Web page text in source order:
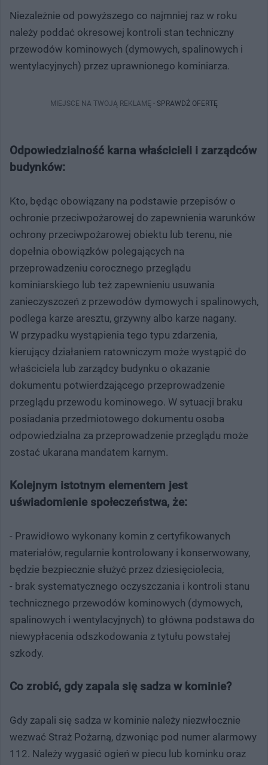
Niezależnie od powyższego co najmniej raz w roku
należy poddać okresowej kontroli stan techniczny
przewodów kominowych (dymowych, spalinowych i
wentylacyjnych) przez uprawnionego kominiarza.
MIEJSCE NA TWOJĄ REKLAMĘ - SPRAWDŹ OFERTĘ
Odpowiedzialność karna właścicieli i zarządców
budynków:
Kto, będąc obowiązany na podstawie przepisów o
ochronie przeciwpożarowej do zapewnienia warunków
ochrony przeciwpożarowej obiektu lub terenu, nie
dopełnia obowiązków polegających na
przeprowadzeniu corocznego przeglądu
kominiarskiego lub też zapewnieniu usuwania
zanieczyszczeń z przewodów dymowych i spalinowych,
podlega karze aresztu, grzywny albo karze nagany.
W przypadku wystąpienia tego typu zdarzenia,
kierujący działaniem ratowniczym może wystąpić do
właściciela lub zarządcy budynku o okazanie
dokumentu potwierdzającego przeprowadzenie
przeglądu przewodu kominowego. W sytuacji braku
posiadania przedmiotowego dokumentu osoba
odpowiedzialna za przeprowadzenie przeglądu może
zostać ukarana mandatem karnym.
Kolejnym istotnym elementem jest
uświadomienie społeczeństwa, że:
- Prawidłowo wykonany komin z certyfikowanych
materiałów, regularnie kontrolowany i konserwowany,
będzie bezpiecznie służyć przez dziesięciolecia,
- brak systematycznego oczyszczania i kontroli stanu
technicznego przewodów kominowych (dymowych,
spalinowych i wentylacyjnych) to główna podstawa do
niewypłacenia odszkodowania z tytułu powstałej
szkody.
Co zrobić, gdy zapala się sadza w kominie?
Gdy zapali się sadza w kominie należy niezwłocznie
wezwać Straż Pożarną, dzwoniąc pod numer alarmowy
112. Należy wygasić ogień w piecu lub kominku oraz